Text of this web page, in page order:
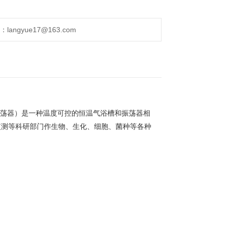
langyue17@163.com
）是一种温度可控的恒温气浴槽和振荡器相
等科研部门作生物、生化、细胞、菌种等各种